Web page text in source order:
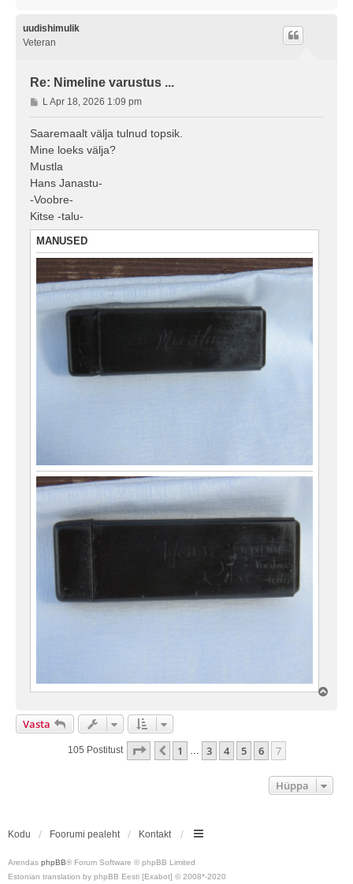
uudishimulik
Veteran
Re: Nimeline varustus ...
P
o
i
t
u
s
L Apr 18, 2026 1:09 pm
Saaremaalt välja tulnud topsik.
Mine loeks välja?
Mustla
Hans Janastu-
-Voobre-
Kitse -talu-
MANUSED
Vasta
105 Postitust 7 . Leht7 -st
Eelmine
1 … 3 4 5 6 7
Hüppa
Kodu Foorumi pealeht Kontakt
Arendas phpBB® Forum Software © phpBB Limited
Estonian translation by phpBB Eesti [Exabot] © 2008*-2020